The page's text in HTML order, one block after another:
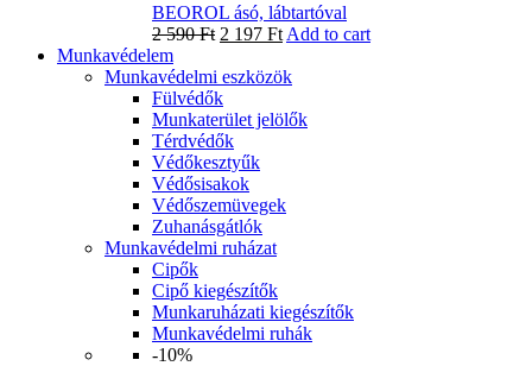
BEOROL ásó, lábtartóval
2 590Ft 2 197 Ft Add to cart
Munkavédelem
Munkavédelmi eszközök
Fülvédők
Munkaterület jelölők
Térdvédők
Védőkesztyűk
Védősisakok
Védőszemüvegek
Zuhanásgátlók
Munkavédelmi ruházat
Cipők
Cipő kiegészítők
Munkaruházati kiegészítők
Munkavédelmi ruhák
-10%